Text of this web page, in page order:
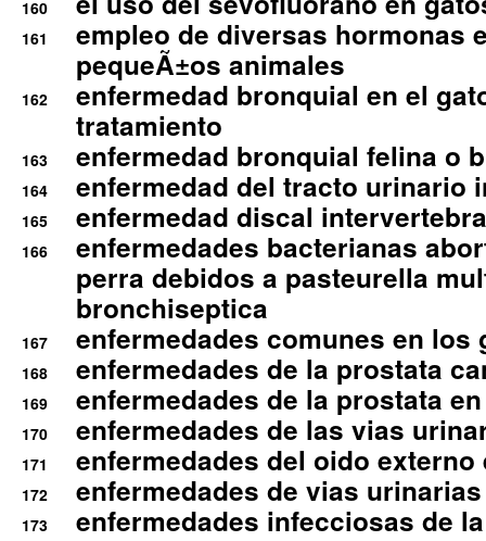
160
161
empleo de diversas hormonas
pequeÃ±os animales
162
enfermedad bronquial en el
tratamiento
163 enfermedad bronquial felina o
164 enfermedad del tracto urinario
165 enfermedad discal
166
enfermedades bacterianas
perra debidos a pasteurella
bronchiseptica
167 enfermedades comunes en los
168 enfermedades de la prostata
169 enfermedades de la prostata
170 enfermedades de las vias
171 enfermedades del oido
172 enfermedades de vias
173 enfermedades infecciosas de